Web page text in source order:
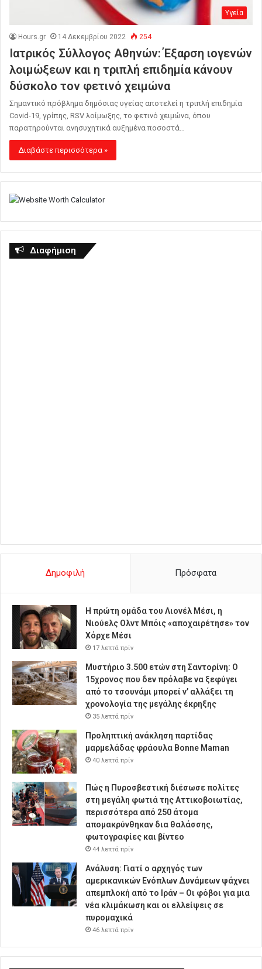
Υγεία
Hours.gr 14 Δεκεμβρίου 2022 254
Ιατρικός Σύλλογος Αθηνών: Έξαρση ιογενών
λοιμώξεων και η τριπλή επιδημία κάνουν
δύσκολο τον φετινό χειμώνα
Σημαντικό πρόβλημα δημόσιας υγείας αποτελεί η τριπλή επιδημία
Covid-19, γρίπης, RSV λοίμωξης, το φετινό χειμώνα, όπου
παρατηρούνται ανησυχητικά αυξημένα ποσοστά…
Διαβάστε περισσότερα »
Διαφήμιση
Δημοφιλή Πρόσφατα
Η πρώτη ομάδα του Λιονέλ Μέσι, η
Νιούελς Ολντ Μπόις «αποχαιρέτησε» τον
Χόρχε Μέσι
17 λεπτά πρίν
Μυστήριο 3.500 ετών στη Σαντορίνη: Ο
15χρονος που δεν πρόλαβε να ξεφύγει
από το τσουνάμι μπορεί ν’ αλλάξει τη
χρονολογία της μεγάλης έκρηξης
35 λεπτά πρίν
Προληπτική ανάκληση παρτίδας
μαρμελάδας φράουλα Bonne Maman
40 λεπτά πρίν
Πώς η Πυροσβεστική διέσωσε πολίτες
στη μεγάλη φωτιά της Αττικοβοιωτίας,
περισσότερα από 250 άτομα
απομακρύνθηκαν δια θαλάσσης,
φωτογραφίες και βίντεο
44 λεπτά πρίν
Ανάλυση: Γιατί ο αρχηγός των
αμερικανικών Ενόπλων Δυνάμεων ψάχνει
απεμπλοκή από το Ιράν – Οι φόβοι για μια
νέα κλιμάκωση και οι ελλείψεις σε
πυρομαχικά
46 λεπτά πρίν